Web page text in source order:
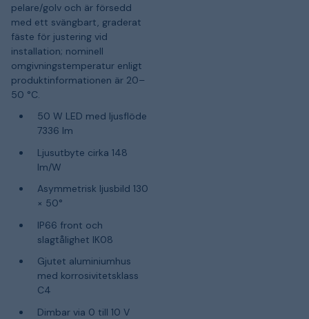
pelare/golv och är försedd
med ett svängbart, graderat
fäste för justering vid
installation; nominell
omgivningstemperatur enligt
produktinformationen är 20–
50 °C.
50 W LED med ljusflöde
7336 lm
Ljusutbyte cirka 148
lm/W
Asymmetrisk ljusbild 130
× 50°
IP66 front och
slagtålighet IK08
Gjutet aluminiumhus
med korrosivitetsklass
C4
Dimbar via 0 till 10 V